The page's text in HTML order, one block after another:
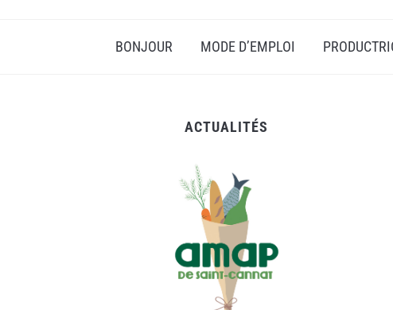
BONJOUR MODE D’EMPLOI
ACTUALITÉS